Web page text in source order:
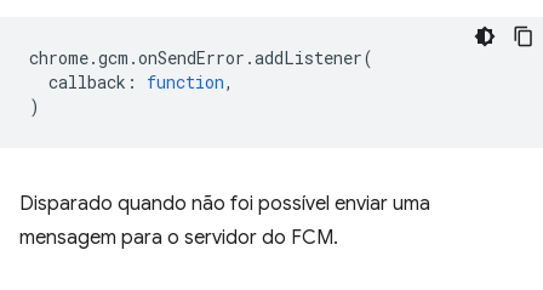
chrome.gcm .onSendError .addListener(
callback : function,
)
Disparado quando não foi possível enviar uma
mensagem para o servidor do FCM.